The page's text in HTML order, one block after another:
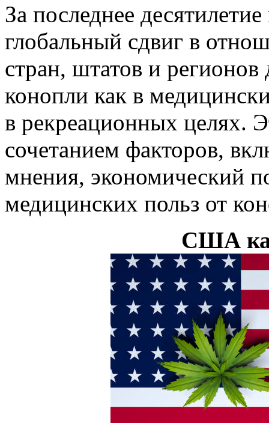
За последнее
глобальный сдвиг в
стран, штатов и
конопли как в
в рекреационных целях.
сочетанием факторов,
мнения, экономический
медицинских польз от
США